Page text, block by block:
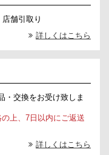
舗引取り
詳しくはこちら
・交換をお受け致しま
上、7日以内にご返送
詳しくはこちら